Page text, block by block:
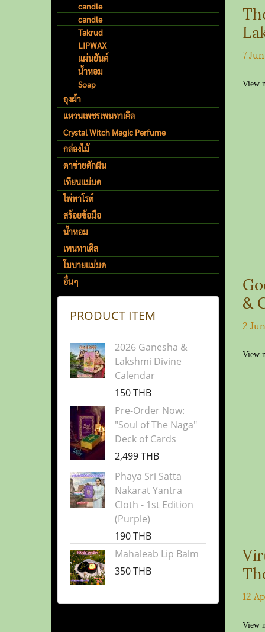
7
View
&
2
View
12
View
candle
candle
Takrud
LIPWAX
แผ่นยันต์
น้ำหอม
Soap
ถุงผ้า
แหวนเพชรเพนทาเคิล
Crystal Witch Magic Perfume
กล่องไม้
ตาข่ายดักฝัน
เทียนแม่มด
ไพ่ทาโรต์
สร้อยข้อมือ
น้ำหอม
เพนทาเคิล
โมบายแม่มด
อื่นๆ
PRODUCT ITEM
2026 Ganesha &
Lakshmi Divine
Calendar
150 THB
Pre-Order Now:
"Soul of The Naga"
Deck of Cards
2,499 THB
Phaya Sri Satta
Nakarat Yantra
Cloth - 1st Edition
(Purple)
190 THB
Mahaleab Lip Balm
350 THB